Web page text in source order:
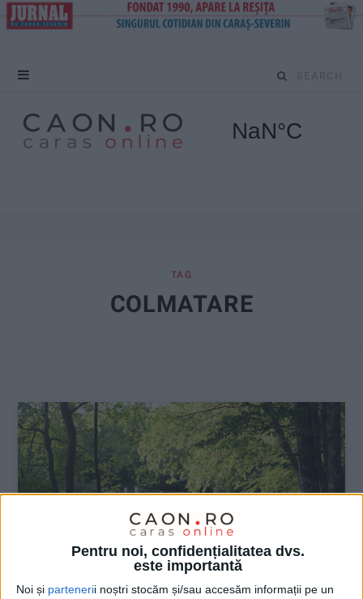
Pentru noi, confidențialitatea dvs.
este importantă
Noi și partenerii noștri stocăm și/sau accesăm informații pe un
S
TAG
COLMATARE